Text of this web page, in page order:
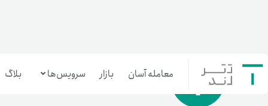
معامله آسان بازار سرویس‌ها بلاگ